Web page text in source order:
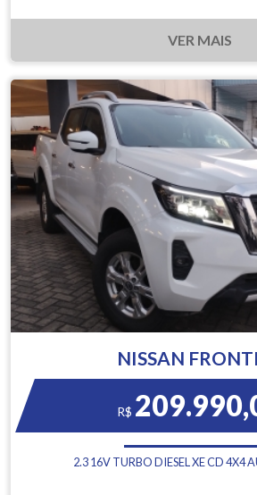
VER MAIS
NISSAN
R$
2.3 16V TURBO DIESEL XE CD 4X4